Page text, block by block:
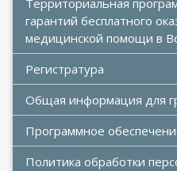
Территориальная
гарантий бесплатного
медицинской помощи в
Регистратура
Общая информация для
Программное
Политика обработки